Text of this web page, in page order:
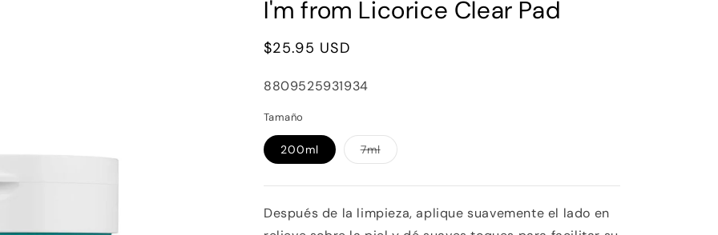
I'm from Licorice Clear Pad
Precio
$25.95 USD
SKU:
8809525931934
Tamaño
200ml 7mlVariante
agotada
no
Después de la limpieza, aplique suavemente el lado en